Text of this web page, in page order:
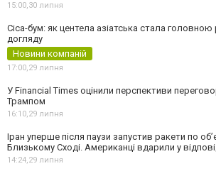
15:00,30 липня
Cica-бум: як центела азіатська стала
догляду
Новини компаній
17:00,29 липня
У Financial Times оцінили перспективи
Трампом
16:10,29 липня
Іран уперше після паузи запустив ракети по
Близькому Сході. Американці вдарили у
14:24,29 липня